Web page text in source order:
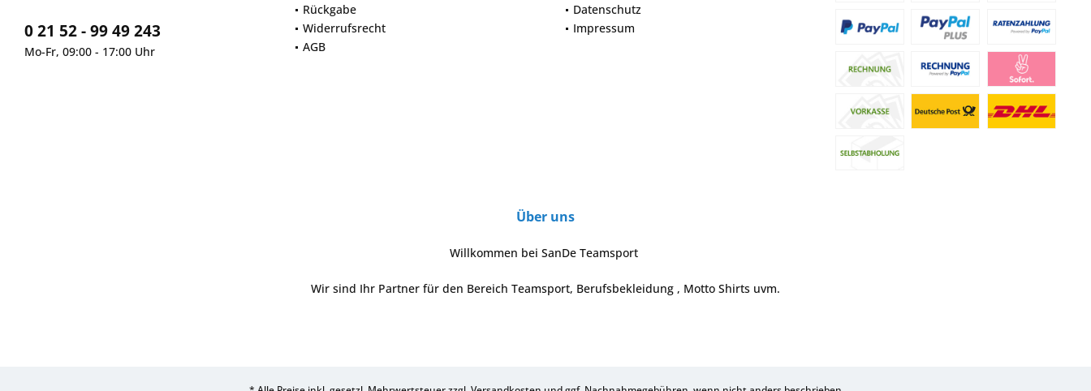
0 21 52 - 99 49 243
Mo-Fr, 09:00 - 17:00 Uhr
Rückgabe
Widerrufsrecht
AGB
Datenschutz
Impressum
Über uns
Willkommen bei SanDe Teamsport
Wir sind Ihr Partner für den Bereich Teamsport, Berufsbekleidung , Motto Shirts uvm.